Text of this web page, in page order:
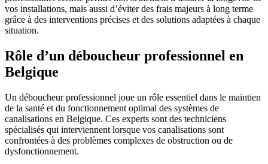
vos installations, mais aussi d’éviter des frais majeurs à long terme
grâce à des interventions précises et des solutions adaptées à chaque
situation.
Rôle d’un déboucheur professionnel en
Belgique
Un déboucheur professionnel joue un rôle essentiel dans le maintien
de la santé et du fonctionnement optimal des systèmes de
canalisations en Belgique. Ces experts sont des techniciens
spécialisés qui interviennent lorsque vos canalisations sont
confrontées à des problèmes complexes de obstruction ou de
dysfonctionnement.